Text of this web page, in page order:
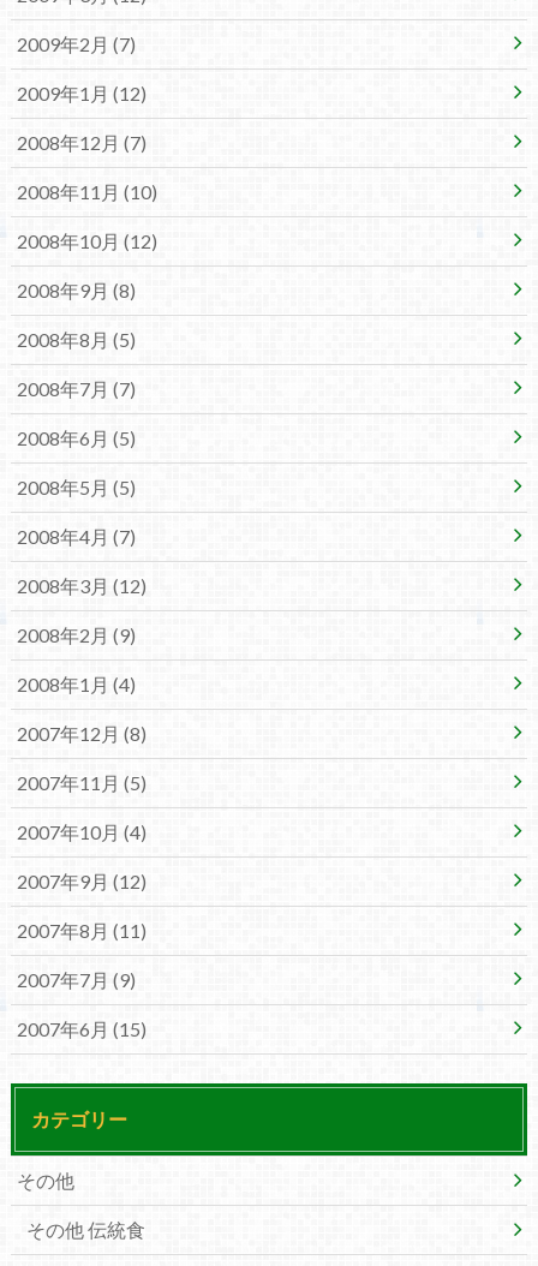
2009年2月 (7)
2009年1月 (12)
2008年12月 (7)
2008年11月 (10)
2008年10月 (12)
2008年9月 (8)
2008年8月 (5)
2008年7月 (7)
2008年6月 (5)
2008年5月 (5)
2008年4月 (7)
2008年3月 (12)
2008年2月 (9)
2008年1月 (4)
2007年12月 (8)
2007年11月 (5)
2007年10月 (4)
2007年9月 (12)
2007年8月 (11)
2007年7月 (9)
2007年6月 (15)
カテゴリー
その他
その他 伝統食